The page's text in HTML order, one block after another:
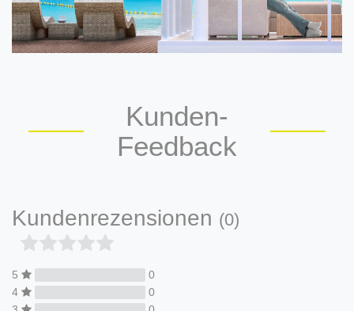
Kunden-
Feedback
Kundenrezensionen (0)
5
0
4
0